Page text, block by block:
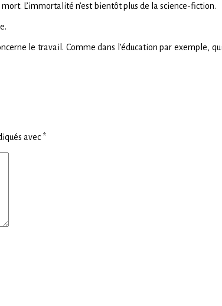
L’immortalité n’est bientôt plus de la science-fiction.
le travail. Comme dans l’éducation par exemple,
avec *